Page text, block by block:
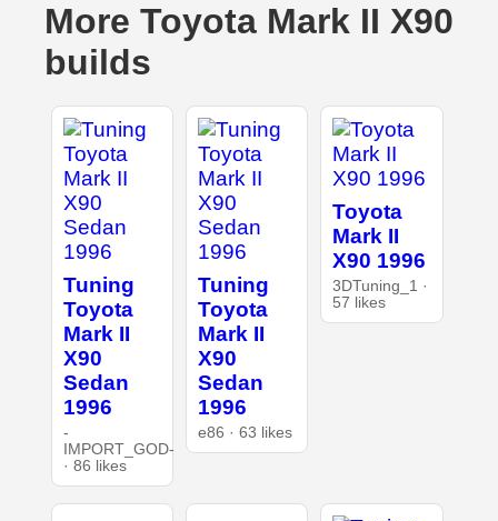
More Toyota Mark II X90
builds
Tuning
Toyota
Mark II
X90
Sedan
1996
-
IMPORT_GOD-
· 86 likes
Tuning
Toyota
Mark II
X90
Sedan
1996
e86 · 63 likes
Toyota
Mark II
X90 1996
3DTuning_1 ·
57 likes